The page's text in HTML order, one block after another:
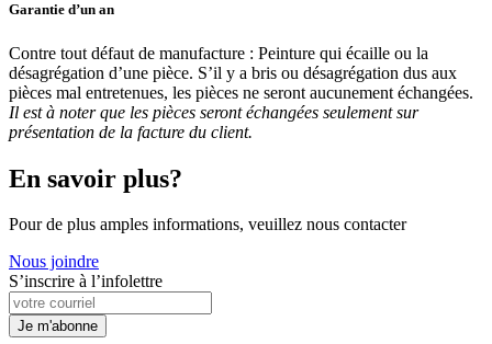
Garantie d’un an
Contre tout défaut de manufacture : Peinture qui écaille ou la
désagrégation d’une pièce. S’il y a bris ou désagrégation dus aux
pièces mal entretenues, les pièces ne seront aucunement échangées.
Il est à noter que les pièces seront échangées seulement sur
présentation de la facture du client.
En savoir plus?
Pour de plus amples informations, veuillez nous contacter
Nous joindre
S’inscrire à l’infolettre